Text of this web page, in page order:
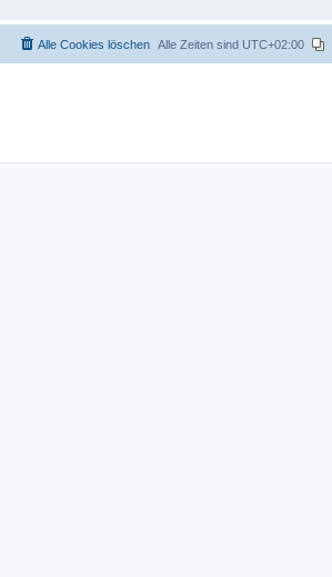
Alle Zeiten sind UTC+02:00
Alle Cookies löschen